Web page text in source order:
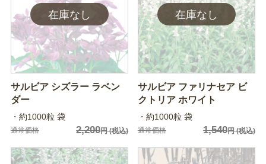
サルビア シズラー ラベン
ダー
・約1000粒 袋
通常価格 2,200円(税込)
サルビア ファリナセア ビ
クトリア ホワイト
・約1000粒 袋
通常価格 1,540円(税込)